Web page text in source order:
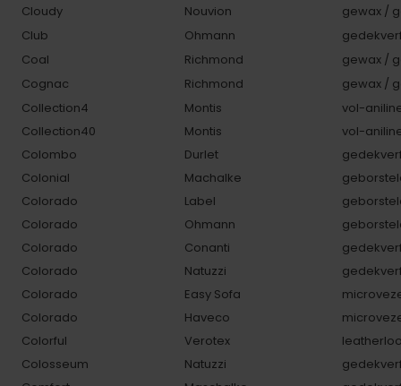
Cloudy
Nouvion
gewax /
Club
Ohmann
Coal
Richmond
gewax /
Cognac
Richmond
gewax /
Collection4
Montis
vol-
Collection40
Montis
vol-
Colombo
Durlet
Colonial
Machalke
Colorado
Label
Colorado
Ohmann
Colorado
Conanti
Colorado
Natuzzi
Colorado
Easy Sofa
Colorado
Haveco
Colorful
Verotex
Colosseum
Natuzzi